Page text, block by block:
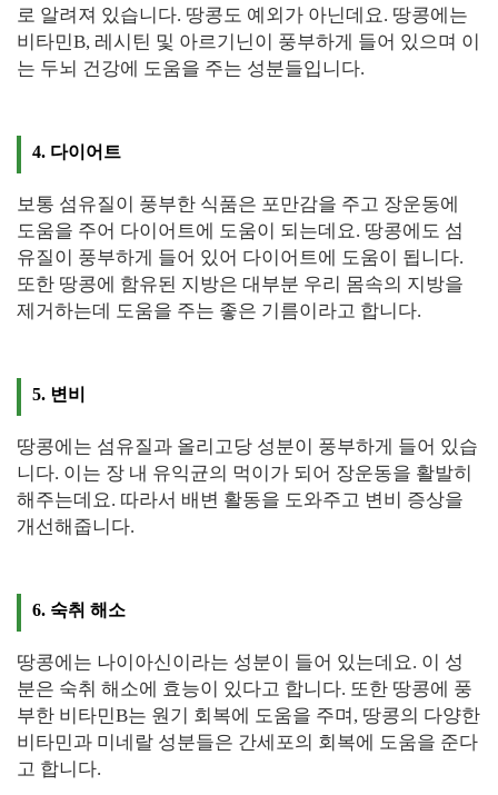
로 알려져 있습니다. 땅콩도 예외가 아닌데요. 땅콩에는
비타민B, 레시틴 및 아르기닌이 풍부하게 들어 있으며 이
는 두뇌 건강에 도움을 주는 성분들입니다.
4. 다이어트
보통 섬유질이 풍부한 식품은 포만감을 주고 장운동에
도움을 주어 다이어트에 도움이 되는데요. 땅콩에도 섬
유질이 풍부하게 들어 있어 다이어트에 도움이 됩니다.
또한 땅콩에 함유된 지방은 대부분 우리 몸속의 지방을
제거하는데 도움을 주는 좋은 기름이라고 합니다.
5. 변비
땅콩에는 섬유질과 올리고당 성분이 풍부하게 들어 있습
니다. 이는 장 내 유익균의 먹이가 되어 장운동을 활발히
해주는데요. 따라서 배변 활동을 도와주고 변비 증상을
개선해줍니다.
6. 숙취 해소
땅콩에는 나이아신이라는 성분이 들어 있는데요. 이 성
분은 숙취 해소에 효능이 있다고 합니다. 또한 땅콩에 풍
부한 비타민B는 원기 회복에 도움을 주며, 땅콩의 다양한
비타민과 미네랄 성분들은 간세포의 회복에 도움을 준다
고 합니다.